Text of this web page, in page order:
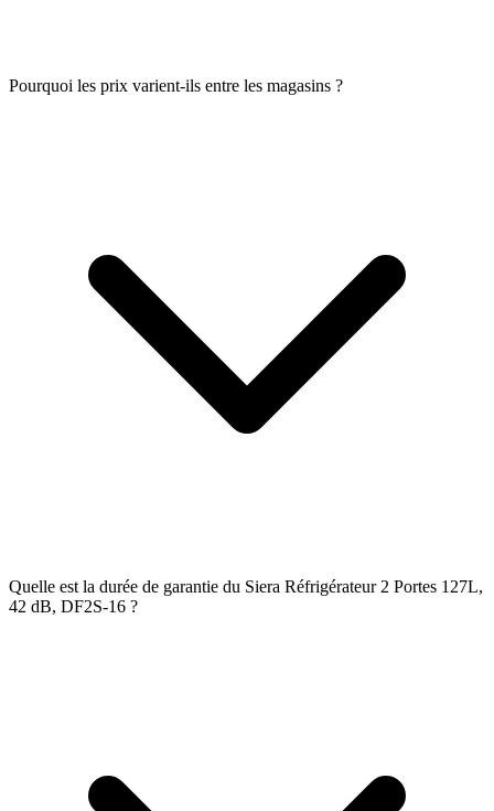
Pourquoi les prix varient-ils entre les magasins ?
Quelle est la durée de garantie du Siera Réfrigérateur 2 Portes 127L,
42 dB, DF2S-16 ?